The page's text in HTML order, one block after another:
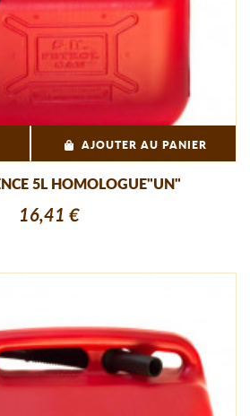
AJOUTER AU PANIER
5L HOMOLOGUE"UN"
16,41 €